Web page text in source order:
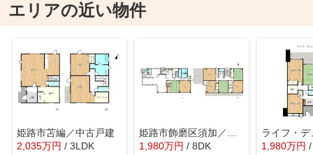
エリアの近い物件
姫路市苫編／中古戸建
2,035万円 / 3LDK
1,980万円 / 8DK
ライフ・デ
1,980万円